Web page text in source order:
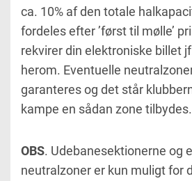
ca. 10% af den totale
fordeles efter ’først til mølle’
rekvirer din elektroniske billet
herom. Eventuelle
garanteres og det står
kampe en sådan zone tilbydes.
OBS. Udebanesektionerne og
neutralzoner er kun muligt for